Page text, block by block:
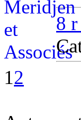
8 r
12